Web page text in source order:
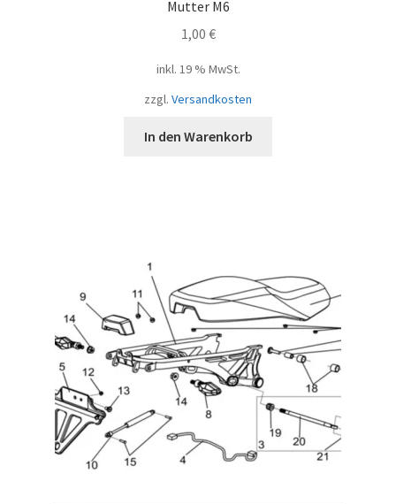
Mutter M6
1,00 €
inkl. 19 % MwSt.
zzgl. Versandkosten
In den Warenkorb